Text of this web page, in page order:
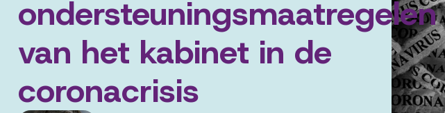
ondersteuningsmaatregelen
van het kabinet in de
coronacrisis